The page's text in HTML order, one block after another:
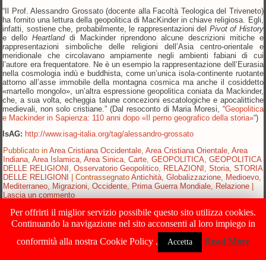
“Il Prof. Alessandro Grossato (docente alla Facoltà Teologica del Triveneto)
ha fornito una lettura della geopolitica di MacKinder in chiave religiosa. Egli,
infatti, sostiene che, probabilmente, le rappresentazioni del Pivot of History
e delloHeartlanddi Mackinder riprendono alcune descrizioni mitiche e
rappresentazioni simboliche delle religioni dell’Asia centro-orientale e
meridionale che circolavano ampiamente negli ambienti fabiani di cui
l’autore era frequentatore. Ne è un esempio la rappresentazione dell’Eurasia
nella cosmologia indù e buddhista, come un’unica isola-continente ruotante
attorno all’asse immobile della montagna cosmica ma anche il cosiddetto
«martello mongolo», un’altra espressione geopolitica coniata da Mackinder,
che, a sua volta, echeggia talune concezioni escatologiche e apocalittiche
medievali, non solo cristiane.” (Dal resoconto di Maria Moresi, “Geopolitica
e Mackinder in Sapienza: 110 anni dopo «Il perno geografico della storia»“)
IsAG: http://www.isag-italia.org/tag/alessandro-grossato
Pubblicato in Area Cristiana Occidentale ,Area Cristiana Orientale ,Area
Indiana ,Area Islamica ,Area Sinica ,Carte ,GEOPOLITICA ,GEOPOLITICA
DELLE RELIGIONI ,Osservatorio Geopolitico RELAZIONI ,Storia ,STORIA
DELLE RELIGIONI |Contrassegnato Antichità ,Globalizzazione Medioevo
Mediterraneo Migrazioni ,Occidente Prima Guerra Mondiale Relazione |
Lascia un commento
« Precedente
1 2 3 4 Successivo »
Copyright © 2026. All Rights Reserved.
Designed by Maurizio d'Este.
Per offrirti il miglior servizio possibile questo sito utilizza cookies.
Continuando la navigazione nel sito acconsenti al loro impiego in
conformità alla nostra Cookie Policy .
Accetta Read More